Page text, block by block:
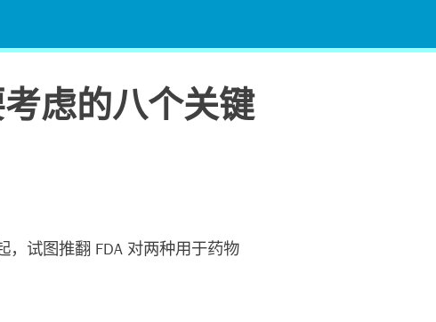
虑的八个关键
试图推翻 FDA 对两种用于药物